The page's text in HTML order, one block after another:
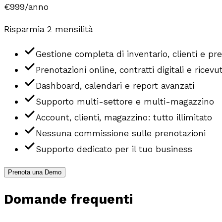
€999/anno
Risparmia 2 mensilità
Gestione completa di inventario, clienti e
Prenotazioni online, contratti digitali e
Dashboard, calendari e report avanzati
Supporto multi-settore e multi-magazzino
Account, clienti, magazzino: tutto illimitato
Nessuna commissione sulle prenotazioni
Supporto dedicato per il tuo business
Prenota una Demo
Domande frequenti